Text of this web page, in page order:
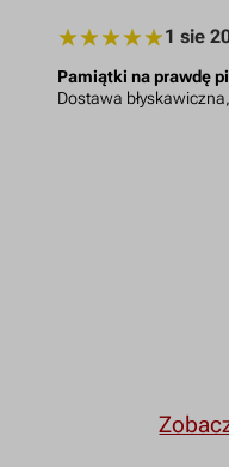
1 sie
Pamiątki na prawdę
Dostawa